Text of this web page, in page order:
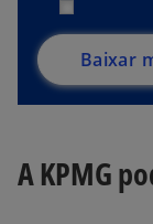
Baixar
A KPMG